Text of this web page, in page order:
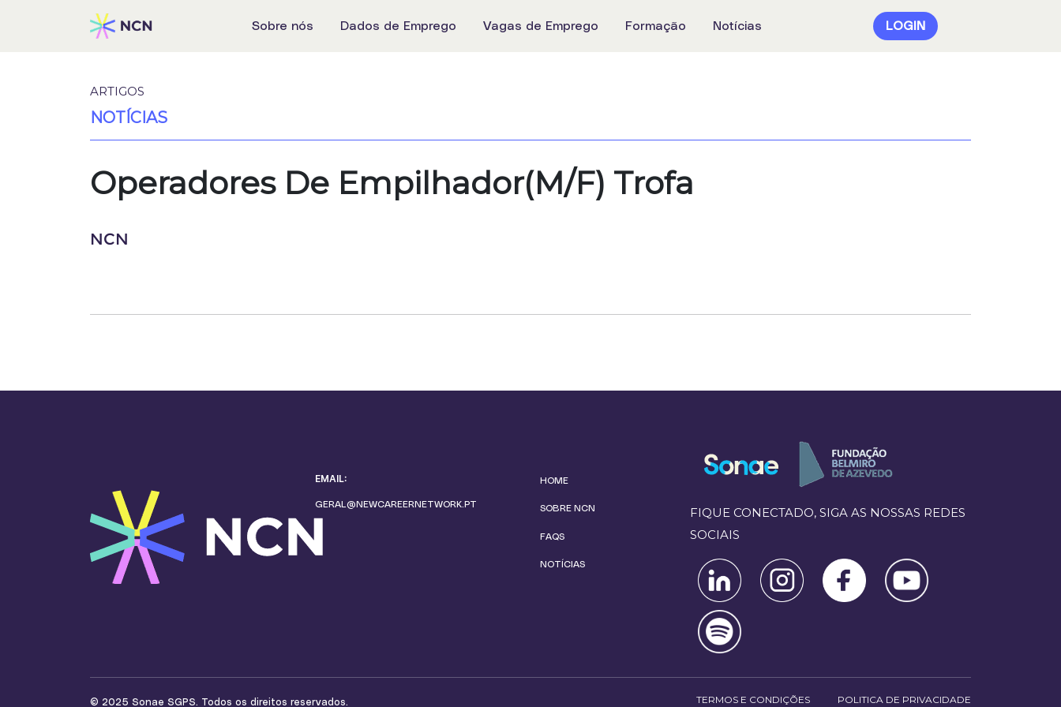
Sobre nós Dados de Emprego Vagas de Emprego Formação Notícias LOGIN
ARTIGOS
NOTÍCIAS
Operadores De Empilhador(M/F) Trofa
NCN
EMAIL:
GERAL@NEWCAREERNETWORK.PT
HOME
SOBRE NCN
FAQS
NOTÍCIAS
FIQUE CONECTADO, SIGA AS NOSSAS REDES
SOCIAIS
© 2025 Sonae SGPS. Todos os direitos reservados. TERMOS E CONDIÇÕES POLITICA DE PRIVACIDADE